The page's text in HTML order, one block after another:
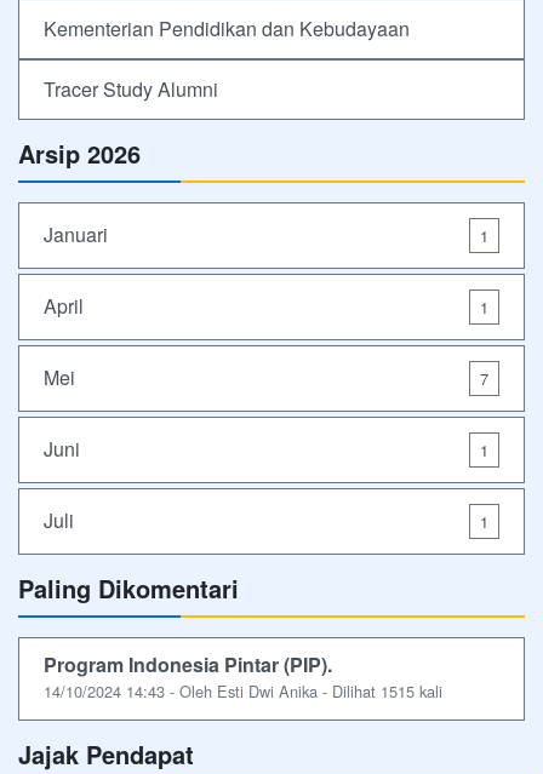
Kementerian Pendidikan dan Kebudayaan
Tracer Study Alumni
Arsip 2026
Januari 1
April 1
Mei 7
Juni 1
Juli 1
Paling Dikomentari
Program Indonesia Pintar (PIP).
14/10/2024 14:43 - Oleh Esti Dwi Anika - Dilihat 1515 kali
Jajak Pendapat